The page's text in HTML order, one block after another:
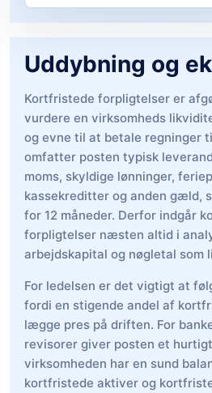
Uddybning og
Kortfristede forpligtelser er
vurdere en virksomheds
og evne til at betale regninger
omfatter posten typisk
moms, skyldige lønninger,
kassekreditter og anden gæld,
for 12 måneder. Derfor indgår
forpligtelser næsten altid i
arbejdskapital og nøgletal som
For ledelsen er det vigtigt at
fordi en stigende andel af
lægge pres på driften. For
revisorer giver posten et
virksomheden har en sund
kortfristede aktiver og